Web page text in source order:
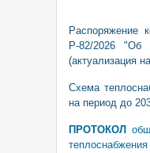
Распоряжение
Р-82/2026 "Об
(актуализация
Схема
на период до
ПРОТОКОЛ